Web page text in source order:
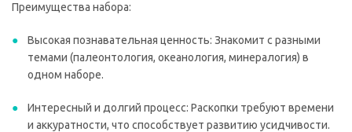
Преимущества набора:
Высокая познавательная ценность: Знакомит с разными
темами (палеонтология, океанология, минералогия) в
одном наборе.
Интересный и долгий процесс: Раскопки требуют времени
и аккуратности, что способствует развитию усидчивости.